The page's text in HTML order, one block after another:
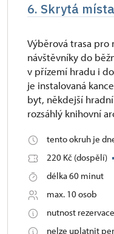
6. Skrytá
Výběrová trasa pro
návštěvníky do
v přízemí hradu i
je instalovaná
byt, někdejší
rozsáhlý knihovní
tento okruh je
220 Kč (dospělí)
délka 60 minut
max. 10 osob
nutnost
nelze uplatnit